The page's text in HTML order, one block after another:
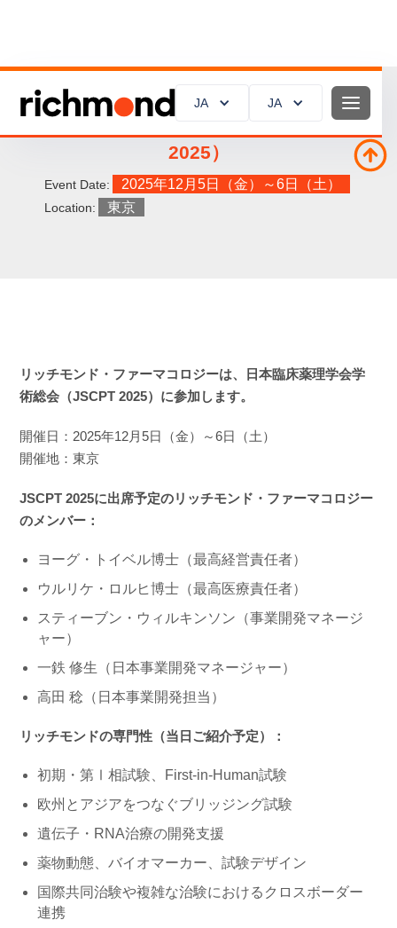
JA JA
2025）
Event Date: 2025年12月5日（金）～6日（土）
Location: 東京
リッチモンド・ファーマコロジーは、日本臨床薬理学会学
術総会（JSCPT 2025）に参加します。
開催日：2025年12月5日（金）～6日（土）
開催地：東京
JSCPT 2025に出席予定のリッチモンド・ファーマコロジー
のメンバー：
ヨーグ・トイベル博士（最高経営責任者）
ウルリケ・ロルヒ博士（最高医療責任者）
スティーブン・ウィルキンソン（事業開発マネージ
ャー）
一鉄 修生（日本事業開発マネージャー）
高田 稔（日本事業開発担当）
リッチモンドの専門性（当日ご紹介予定）：
初期・第Ⅰ相試験、First-in-Human試験
欧州とアジアをつなぐブリッジング試験
遺伝子・RNA治療の開発支援
薬物動態、バイオマーカー、試験デザイン
国際共同治験や複雑な治験におけるクロスボーダー
連携